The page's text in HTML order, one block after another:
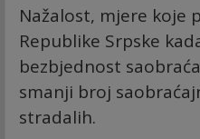
Nažalost, mjere koje
Republike Srpske
bezbjednost
smanji broj
stradalih.